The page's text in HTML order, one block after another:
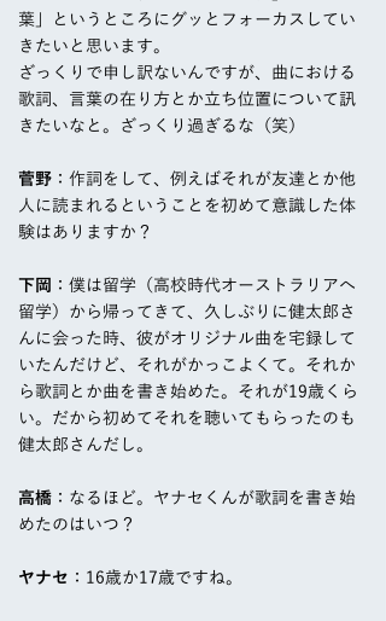
葉」というところにグッとフォーカスしてい
きたいと思います。
ざっくりで申し訳ないんですが、曲における
歌詞、言葉の在り方とか立ち位置について訊
きたいなと。ざっくり過ぎるな（笑）
菅野 ：作詞をして、例えばそれが友達とか他
人に読まれるということを初めて意識した体
験はありますか？
下岡 ：僕は留学（高校時代オーストラリアへ
留学）から帰ってきて、久しぶりに健太郎さ
んに会った時、彼がオリジナル曲を宅録して
いたんだけど、それがかっこよくて。それか
ら歌詞とか曲を書き始めた。それが19歳くら
い。だから初めてそれを聴いてもらったのも
健太郎さんだし。
高橋 ：なるほど。ヤナセくんが歌詞を書き始
めたのはいつ？
ヤナセ ：16歳か17歳ですね。